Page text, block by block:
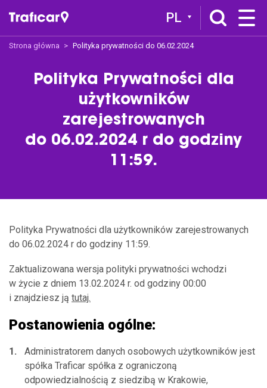
PL
Traficar
Traficar Polecam
Traficar Spot
Traficar Ogarniam
Pakiety
Zamów wynajem
Promocje i aktualności
Flota
Kanał nadawczy
Blog
Strona główna Polityka prywatności do 06.02.2024
Polityka Prywatności dla
użytkowników
zarejestrowanych
do 06.02.2024 r do godziny
11:59.
Polityka Prywatności dla użytkowników zarejestrowanych
do 06.02.2024 r do godziny 11:59.
Zaktualizowana wersja polityki prywatności wchodzi
w życie z dniem 13.02.2024 r. od godziny 00:00
i znajdziesz ją tutaj.
Postanowienia ogólne:
Administratorem danych osobowych użytkowników jest
spółka Traficar spółka z ograniczoną
odpowiedzialnością z siedzibą w Krakowie,